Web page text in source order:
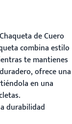
Chaqueta de Cuero
combina estilo
te mantienes
ofrece una
en una
durabilidad